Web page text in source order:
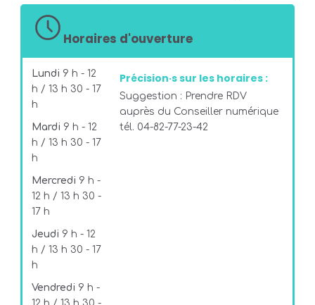
Horaires d'ouverture
Lundi 9 h - 12
h / 13 h 30 - 17
h
Mardi 9 h - 12
h / 13 h 30 - 17
h
Mercredi 9 h -
12 h / 13 h 30 -
17 h
Jeudi 9 h - 12
h / 13 h 30 - 17
h
Vendredi 9 h -
Précision·s sur les horaires :
Suggestion : Prendre RDV
auprès du Conseiller numérique
tél. 04-82-77-23-42